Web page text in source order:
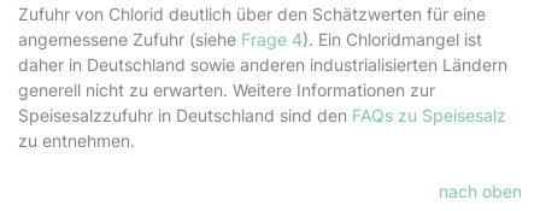
Zufuhr von Chlorid deutlich über den Schätz­werten für eine
angemessene Zufuhr (siehe Frage 4). Ein Chloridmangel ist
daher in Deutsch­land sowie anderen industrialisierten Ländern
generell nicht zu erwarten. Weitere Informatio­nen zur
Speisesalzzufuhr in Deutschland sind den FAQs zu Speisesalz
zu entnehmen.
nach oben